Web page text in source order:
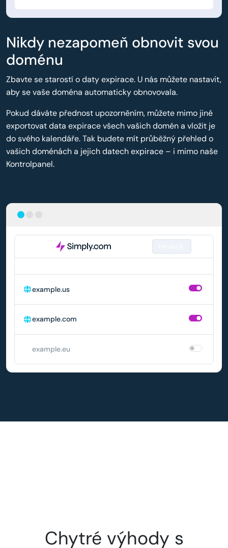
example.us
example.com
example.eu
Nikdy nezapomeň obnovit svou
doménu
Zbavte se starostí o daty expirace. U nás můžete nastavit,
aby se vaše doména automaticky obnovovala.
Pokud dáváte přednost upozorněním, můžete mimo jiné
exportovat data expirace všech vašich domén a vložit je
do svého kalendáře. Tak budete mít průběžný přehled o
vašich doménách a jejich datech expirace – i mimo naše
Kontrolpanel.
Chytré výhody s